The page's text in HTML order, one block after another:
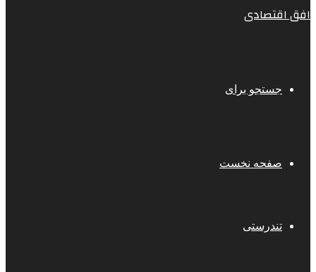
افق اقتصادی
جستجو برای
صفحه نخست
تندرستی